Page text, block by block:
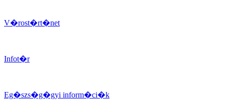
V�rost�rt�net
Infot�r
Eg�szs�g�gyi inform�ci�k